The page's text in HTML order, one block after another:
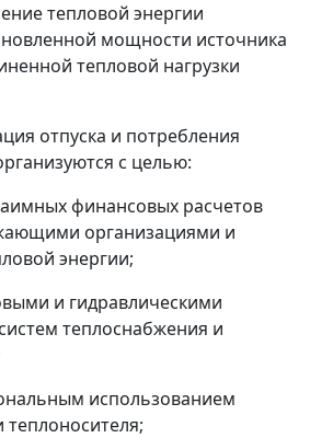
тепловой энергии
мощности источника
тепловой нагрузки
отпуска и потребления
с целью:
финансовых расчетов
организациями и
энергии;
и гидравлическими
теплоснабжения и
использованием
теплоносителя;